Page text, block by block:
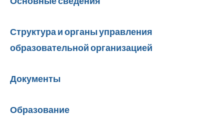
Структура и органы управления
образовательной организацией
Документы
Образование